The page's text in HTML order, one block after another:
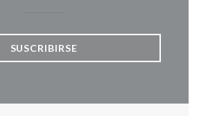
SUSCRIBIRSE